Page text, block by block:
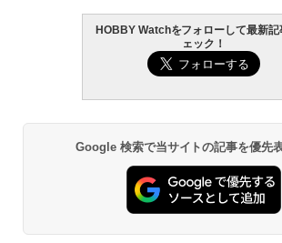
HOBBY Watchをフォローして最新記
ェック！
Google 検索で当サイトの記事を優先